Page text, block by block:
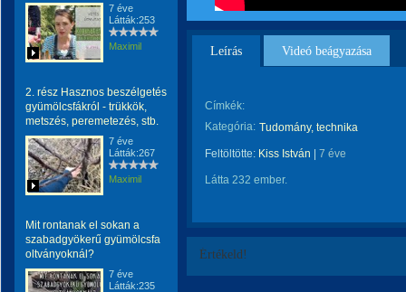
7 éve
Látták:253
Maximil
2. rész Hasznos beszélgetés
gyümölcsfákról - trükkök,
metszés, peremetezés, stb.
7 éve
Látták:267
Maximil
Mit rontanak el sokan a
szabadgyökerű gyümölcsfa
oltványoknál?
7 éve
Látták:235
Leírás Videó beágyazása
Címkék:
Kategória: Tudomány, technika
Feltöltötte: Kiss István 7 éve
Látta 232 ember.
Értékeld!